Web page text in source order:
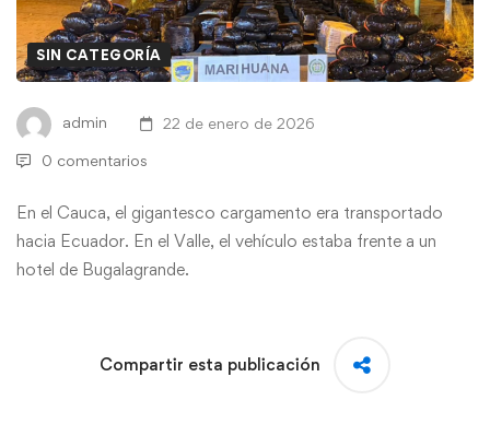
SIN CATEGORÍA
admin 22 de enero de 2026
0 comentarios
En el Cauca, el gigantesco cargamento era transportado
hacia Ecuador. En el Valle, el vehículo estaba frente a un
hotel de Bugalagrande.
Compartir esta publicación